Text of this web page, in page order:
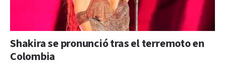
Shakira se pronunció tras el terremoto en
Colombia